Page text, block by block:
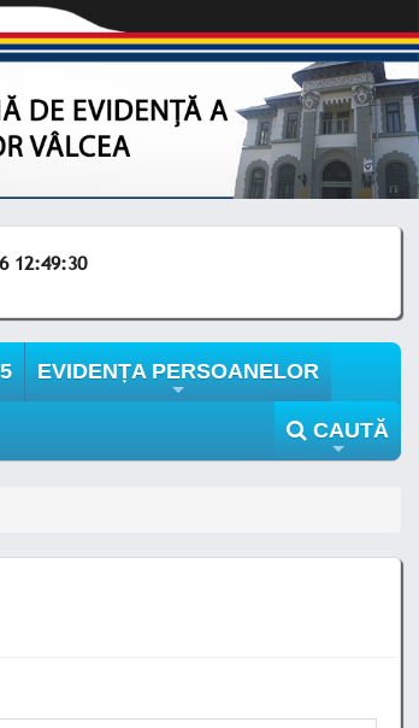
12:49:30
EVIDENȚA PERSOANELOR
CAUTĂ